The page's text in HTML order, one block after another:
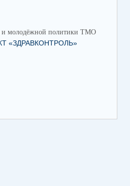
и молодёжной политики ТМО
«ЗДРАВКОНТРОЛЬ»